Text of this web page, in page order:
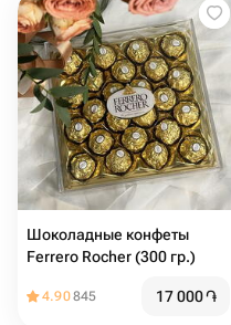
Шоколадные конфеты
Ferrero Rocher (300 гр.)
4.90845 17 000֏